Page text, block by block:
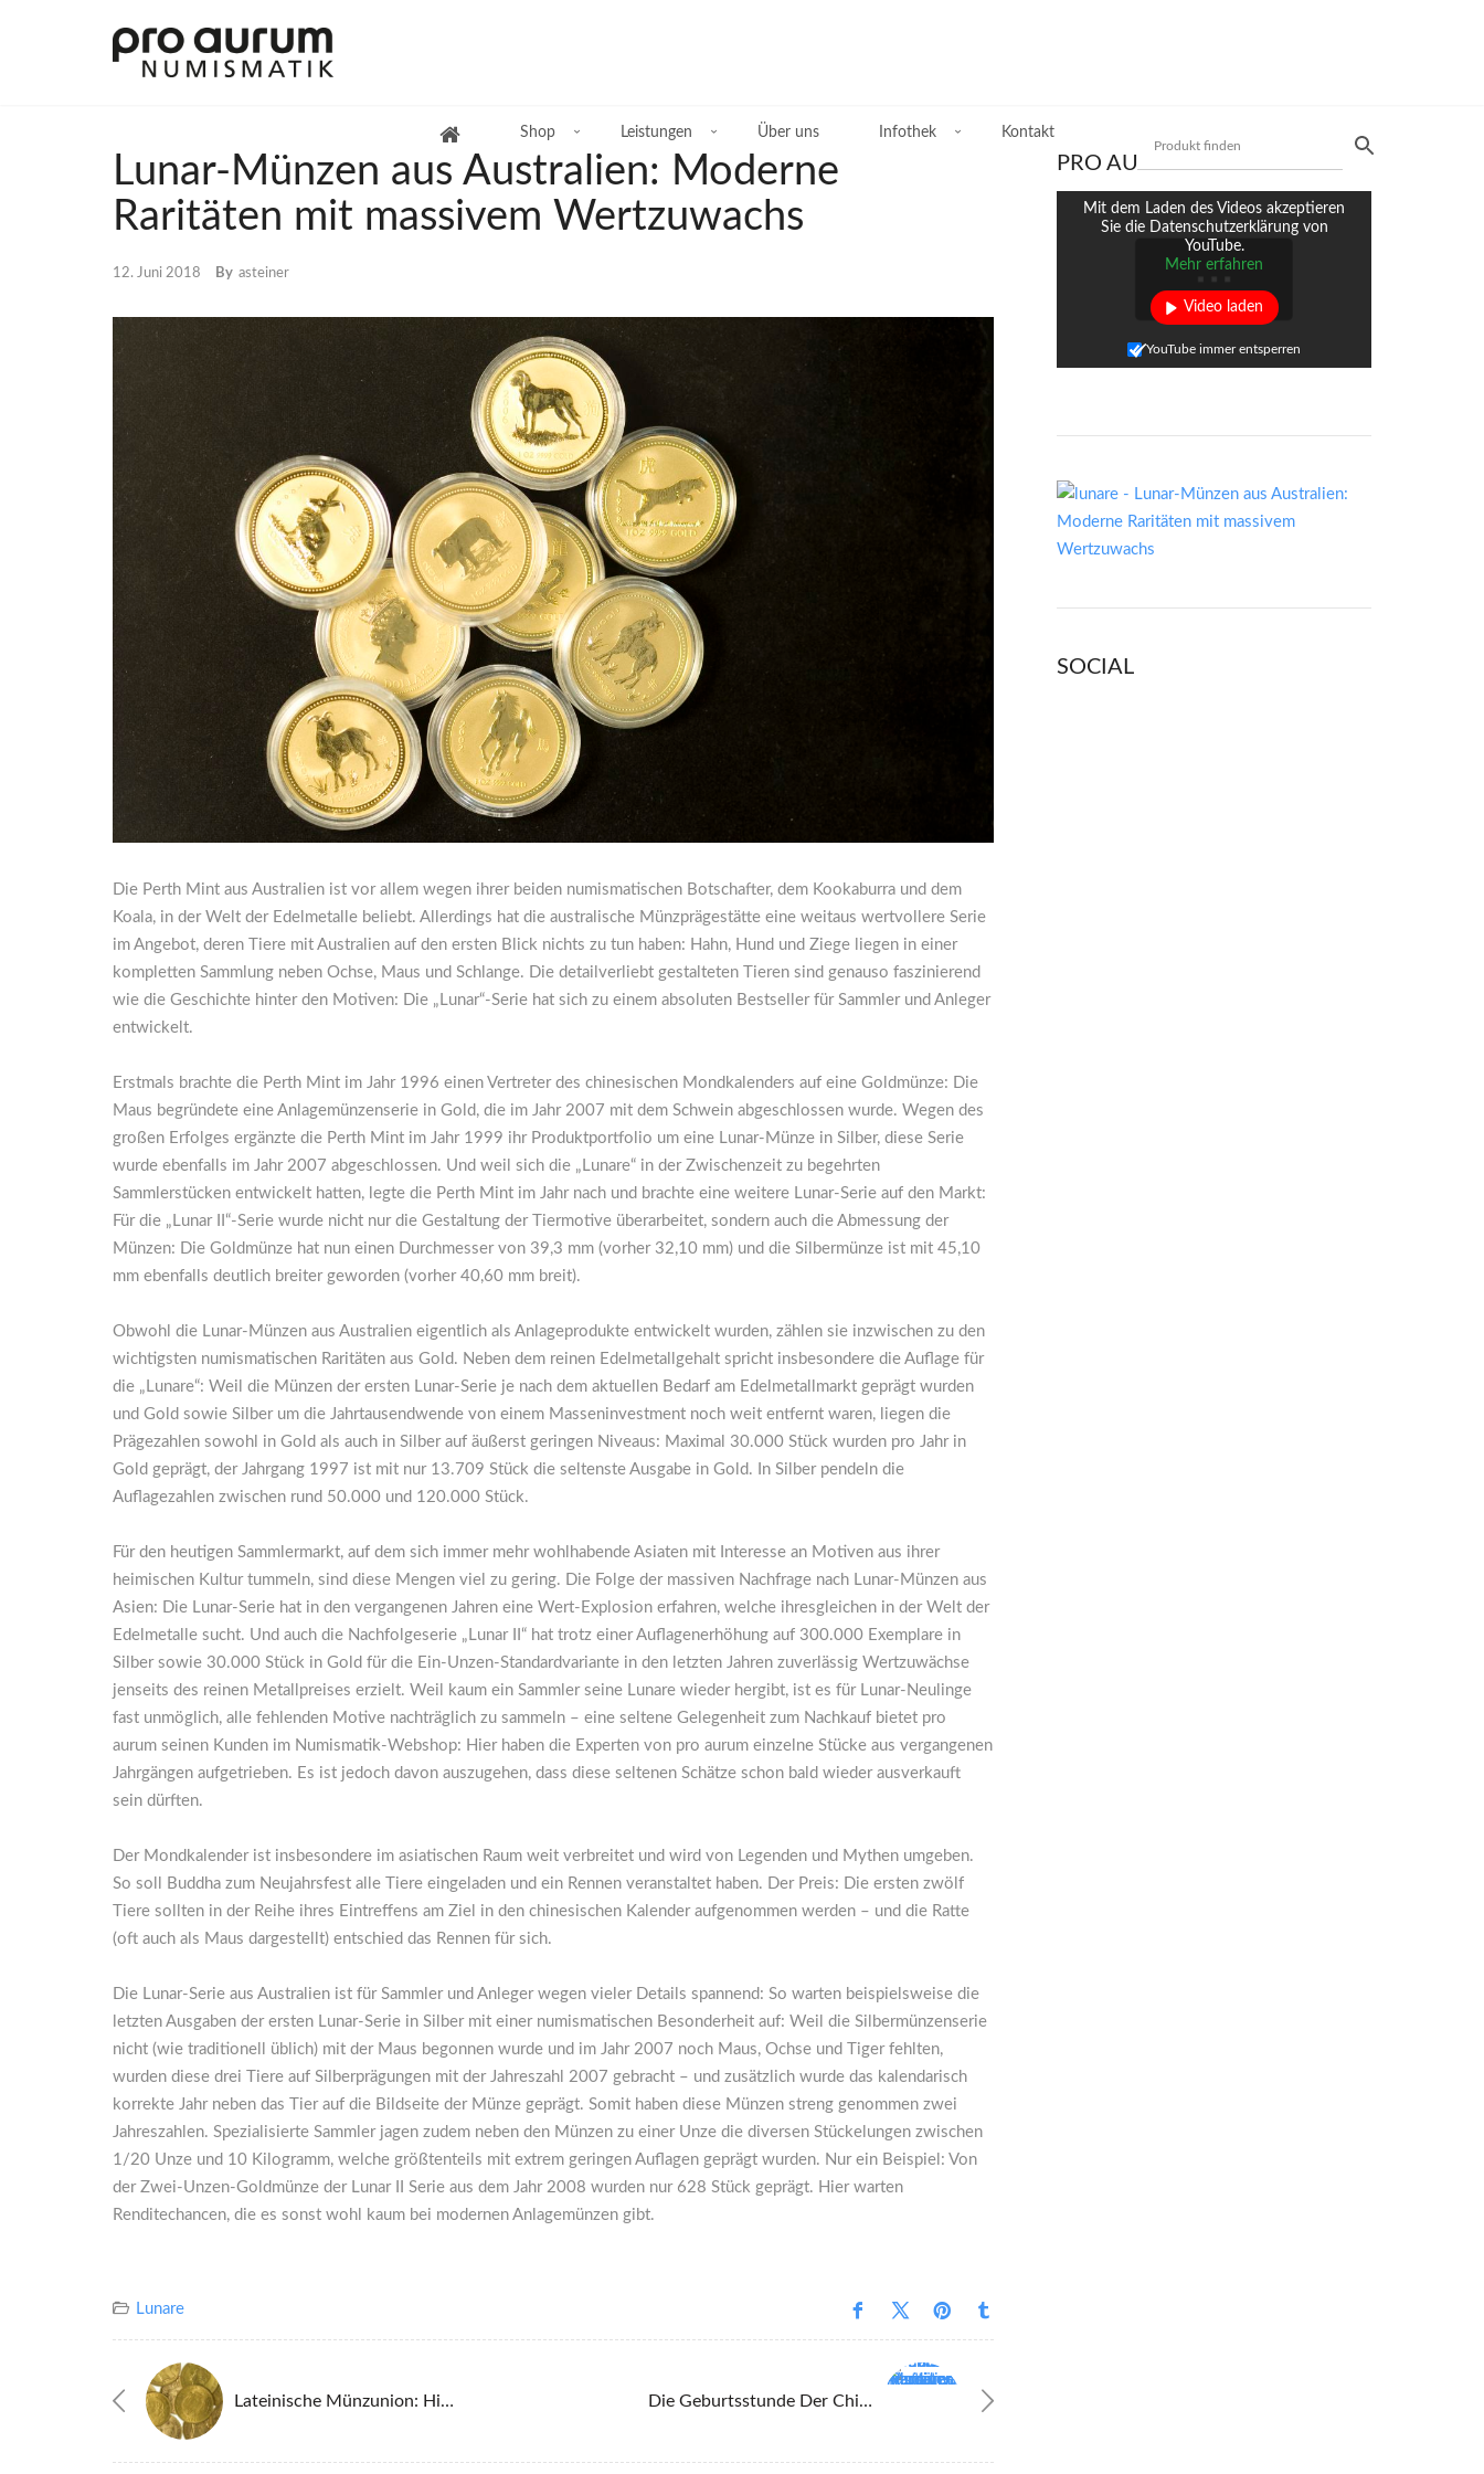
Shop
Übersicht Goldprodukte
Deutsche Goldmünzen
Goldmünzen übriges Europa
Goldmünzen übrige Welt
Goldbarren
Deutsche Silbermünzen
Silbermünzen übriges Europa
Silbermünzen übrige Welt
Silberbarren
Mit unserer Preisliste schnell das gewünschte
Leistungen Über uns Infothek Kontakt
Lunar-Münzen aus Australien: Moderne
Raritäten mit massivem Wertzuwachs
12. Juni 2018 By asteiner
Die Perth Mint aus Australien ist vor allem wegen ihrer beiden numismatischen Botschafter, dem Kookaburra und dem
Koala, in der Welt der Edelmetalle beliebt. Allerdings hat die australische Münzprägestätte eine weitaus wertvollere Serie
im Angebot, deren Tiere mit Australien auf den ersten Blick nichts zu tun haben: Hahn, Hund und Ziege liegen in einer
kompletten Sammlung neben Ochse, Maus und Schlange. Die detailverliebt gestalteten Tieren sind genauso faszinierend
wie die Geschichte hinter den Motiven: Die „Lunar“-Serie hat sich zu einem absoluten Bestseller für Sammler und Anleger
entwickelt.
Erstmals brachte die Perth Mint im Jahr 1996 einen Vertreter des chinesischen Mondkalenders auf eine Goldmünze: Die
Maus begründete eine Anlagemünzenserie in Gold, die im Jahr 2007 mit dem Schwein abgeschlossen wurde. Wegen des
großen Erfolges ergänzte die Perth Mint im Jahr 1999 ihr Produktportfolio um eine Lunar-Münze in Silber, diese Serie
wurde ebenfalls im Jahr 2007 abgeschlossen. Und weil sich die „Lunare“ in der Zwischenzeit zu begehrten
Sammlerstücken entwickelt hatten, legte die Perth Mint im Jahr nach und brachte eine weitere Lunar-Serie auf den Markt:
Für die „Lunar II“-Serie wurde nicht nur die Gestaltung der Tiermotive überarbeitet, sondern auch die Abmessung der
Münzen: Die Goldmünze hat nun einen Durchmesser von 39,3 mm (vorher 32,10 mm) und die Silbermünze ist mit 45,10
mm ebenfalls deutlich breiter geworden (vorher 40,60 mm breit).
Obwohl die Lunar-Münzen aus Australien eigentlich als Anlageprodukte entwickelt wurden, zählen sie inzwischen zu den
wichtigsten numismatischen Raritäten aus Gold. Neben dem reinen Edelmetallgehalt spricht insbesondere die Auflage für
die „Lunare“: Weil die Münzen der ersten Lunar-Serie je nach dem aktuellen Bedarf am Edelmetallmarkt geprägt wurden
und Gold sowie Silber um die Jahrtausendwende von einem Masseninvestment noch weit entfernt waren, liegen die
Prägezahlen sowohl in Gold als auch in Silber auf äußerst geringen Niveaus: Maximal 30.000 Stück wurden pro Jahr in
Gold geprägt, der Jahrgang 1997 ist mit nur 13.709 Stück die seltenste Ausgabe in Gold. In Silber pendeln die
Auflagezahlen zwischen rund 50.000 und 120.000 Stück.
Für den heutigen Sammlermarkt, auf dem sich immer mehr wohlhabende Asiaten mit Interesse an Motiven aus ihrer
heimischen Kultur tummeln, sind diese Mengen viel zu gering. Die Folge der massiven Nachfrage nach Lunar-Münzen aus
Asien: Die Lunar-Serie hat in den vergangenen Jahren eine Wert-Explosion erfahren, welche ihresgleichen in der Welt der
Edelmetalle sucht. Und auch die Nachfolgeserie „Lunar II“ hat trotz einer Auflagenerhöhung auf 300.000 Exemplare in
Silber sowie 30.000 Stück in Gold für die Ein-Unzen-Standardvariante in den letzten Jahren zuverlässig Wertzuwächse
jenseits des reinen Metallpreises erzielt. Weil kaum ein Sammler seine Lunare wieder hergibt, ist es für Lunar-Neulinge
fast unmöglich, alle fehlenden Motive nachträglich zu sammeln – eine seltene Gelegenheit zum Nachkauf bietet pro
aurum seinen Kunden im Numismatik-Webshop: Hier haben die Experten von pro aurum einzelne Stücke aus vergangenen
Jahrgängen aufgetrieben. Es ist jedoch davon auszugehen, dass diese seltenen Schätze schon bald wieder ausverkauft
sein dürften.
Der Mondkalender ist insbesondere im asiatischen Raum weit verbreitet und wird von Legenden und Mythen umgeben.
So soll Buddha zum Neujahrsfest alle Tiere eingeladen und ein Rennen veranstaltet haben. Der Preis: Die ersten zwölf
Tiere sollten in der Reihe ihres Eintreffens am Ziel in den chinesischen Kalender aufgenommen werden – und die Ratte
(oft auch als Maus dargestellt) entschied das Rennen für sich.
Die Lunar-Serie aus Australien ist für Sammler und Anleger wegen vieler Details spannend: So warten beispielsweise die
letzten Ausgaben der ersten Lunar-Serie in Silber mit einer numismatischen Besonderheit auf: Weil die Silbermünzenserie
nicht (wie traditionell üblich) mit der Maus begonnen wurde und im Jahr 2007 noch Maus, Ochse und Tiger fehlten,
wurden diese drei Tiere auf Silberprägungen mit der Jahreszahl 2007 gebracht – und zusätzlich wurde das kalendarisch
korrekte Jahr neben das Tier auf die Bildseite der Münze geprägt. Somit haben diese Münzen streng genommen zwei
Jahreszahlen. Spezialisierte Sammler jagen zudem neben den Münzen zu einer Unze die diversen Stückelungen zwischen
1/20 Unze und 10 Kilogramm, welche größtenteils mit extrem geringen Auflagen geprägt wurden. Nur ein Beispiel: Von
der Zwei-Unzen-Goldmünze der Lunar II Serie aus dem Jahr 2008 wurden nur 628 Stück geprägt. Hier warten
Renditechancen, die es sonst wohl kaum bei modernen Anlagemünzen gibt.
Lunare
Lateinische Münzunion: Historische Goldmünzen Als Alternative Zu Modernen Bullion-Prägungen Die Geburtsstunde Der China Pandas: So Entstand In Den Achtziger Jahren Eine Investment-Legende
PRO AURUM TV
Mit dem Laden des Videos akzeptieren
Sie die Datenschutzerklärung von
YouTube.
Mehr erfahren
Video laden
YouTube immer entsperren
SOCIAL